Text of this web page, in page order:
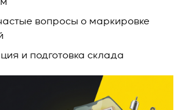
вопросы о маркировке
и подготовка склада